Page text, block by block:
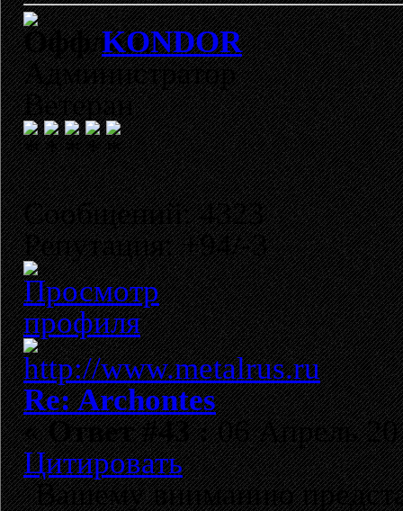
KONDOR
Администратор
Ветеран
Сообщений: 4323
Репутация: +94/-3
Re: Archontes
«Ответ #43 :06 Апрель
Цитировать
Вашему вниманию